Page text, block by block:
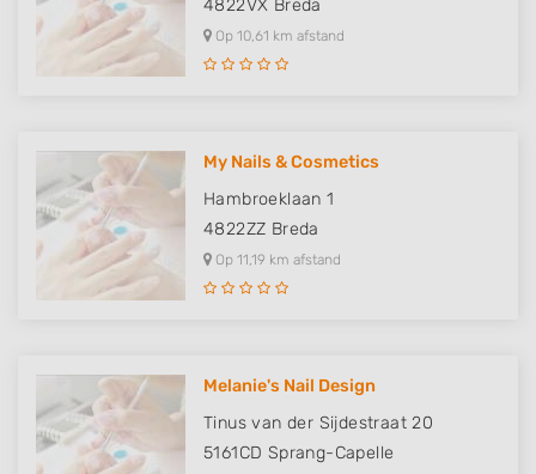
4822VX Breda
Op 10,61 km afstand
My Nails & Cosmetics
Hambroeklaan 1
4822ZZ Breda
Op 11,19 km afstand
Melanie's Nail Design
Tinus van der Sijdestraat 20
5161CD Sprang-Capelle